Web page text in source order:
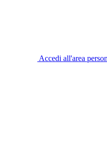
Accedi all'area